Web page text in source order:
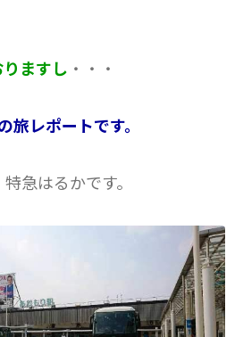
ますし ・・・
旅レポートです。
急はるかです。